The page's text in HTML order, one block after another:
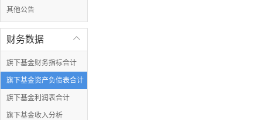
其他公告

财务数据
旗下基金财务指标合计
旗下基金资产负债表合计
旗下基金利润表合计
旗下基金收入分析